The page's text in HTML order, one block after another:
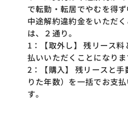
で転勤・転居でやむを得
中途解約違約金をいただ
は、２通り。
1：【取外し】 残リース
払いいただくことになりま
2：【購入】 残リースと
りた年数）を一括でお支
す。